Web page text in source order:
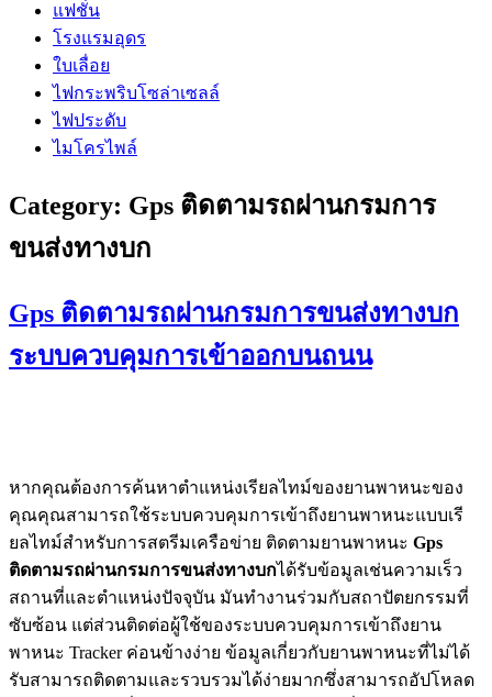
แฟชั่น
โรงแรมอุดร
ใบเลื่อย
ไฟกระพริบโซล่าเซลล์
ไฟประดับ
ไมโครไพล์
Category: Gps ติดตามรถผ่านกรมการ
ขนส่งทางบก
Gps ติดตามรถผ่านกรมการขนส่งทางบก
ระบบควบคุมการเข้าออกบนถนน
หากคุณต้องการค้นหาตำแหน่งเรียลไทม์ของยานพาหนะของ
คุณคุณสามารถใช้ระบบควบคุมการเข้าถึงยานพาหนะแบบเรี
ยลไทม์สำหรับการสตรีมเครือข่าย ติดตามยานพาหนะ Gps
ติดตามรถผ่านกรมการขนส่งทางบกได้รับข้อมูลเช่นความเร็ว
สถานที่และตำแหน่งปัจจุบัน มันทำงานร่วมกับสถาปัตยกรรมที่
ซับซ้อน แต่ส่วนติดต่อผู้ใช้ของระบบควบคุมการเข้าถึงยาน
พาหนะ Tracker ค่อนข้างง่าย ข้อมูลเกี่ยวกับยานพาหนะที่ไม่ได้
รับสามารถติดตามและรวบรวมได้ง่ายมากซึ่งสามารถอัปโหลด